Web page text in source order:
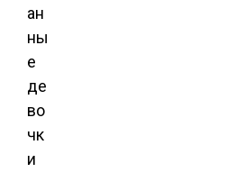
ан
ны
е
де
во
чк
и